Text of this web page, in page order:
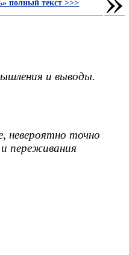
полный текст >>>
и выводы.
невероятно точно
переживания